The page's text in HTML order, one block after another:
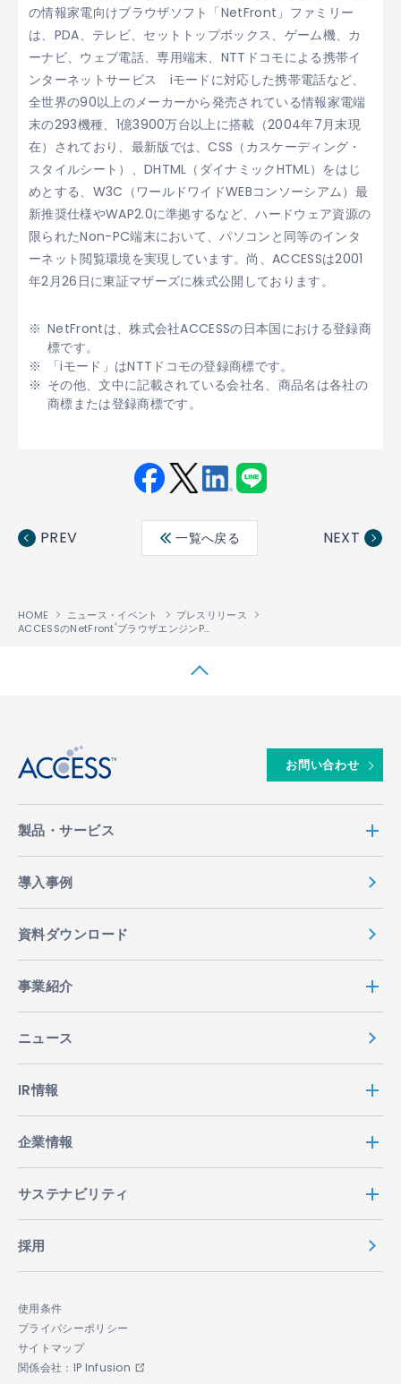
の情報家電向けブラウザソフト「NetFront」ファミリー
は、PDA、テレビ、セットトップボックス、ゲーム機、カ
ーナビ、ウェブ電話、専用端末、NTTドコモによる携帯イ
ンターネットサービス iモードに対応した携帯電話など、
全世界の90以上のメーカーから発売されている情報家電端
末の293機種、1億3900万台以上に搭載（2004年7月末現
在）されており、最新版では、CSS（カスケーディング・
スタイルシート）、DHTML（ダイナミックHTML）をはじ
めとする、W3C（ワールドワイドWEBコンソーシアム）最
新推奨仕様やWAP2.0に準拠するなど、ハードウェア資源の
限られたNon-PC端末において、パソコンと同等のインタ
ーネット閲覧環境を実現しています。尚、ACCESSは2001
年2月26日に東証マザーズに株式公開しております。
NetFrontは、株式会社ACCESSの日本国における登録商
標です。
「iモード」はNTTドコモの登録商標です。
その他、文中に記載されている会社名、商品名は各社の
商標または登録商標です。
ebo ter
edin
PREV 一覧へ戻る NEXT
HOME ニュース・イベント
プレスリリース
ACCESSのNetFront®ブラウザエンジンPalmOne社のTreo650に搭載
お問い合わせ
製品・サービス
導入事例
資料ダウンロード
事業紹介
ニュース
IR情報
企業情報
サステナビリティ
採用
使用条件
プライバシーポリシー
サイトマップ
関係会社：IP Infusion